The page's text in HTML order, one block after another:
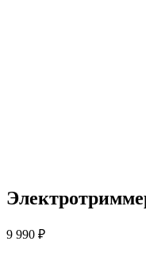
9 990 ₽